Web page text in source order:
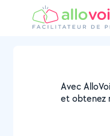
Avec
et obtenez